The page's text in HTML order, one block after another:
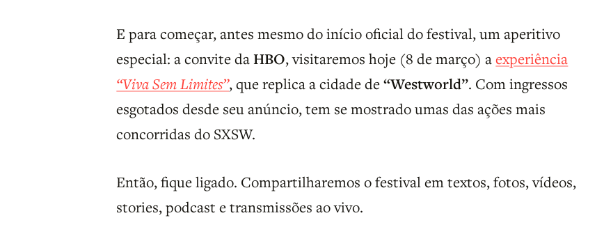
E para começar, antes mesmo do início oficial do festival, um aperitivo
especial: a convite daHBO, visitaremos hoje (8 de março) aexperiência
“Viva Sem Limites”, que replica a cidade de“Westworld”. Com ingressos
esgotados desde seu anúncio, tem se mostrado umas das ações mais
concorridas do SXSW.
Então, fique ligado. Compartilharemos o festival em textos, fotos, vídeos,
stories, podcast e transmissões ao vivo.